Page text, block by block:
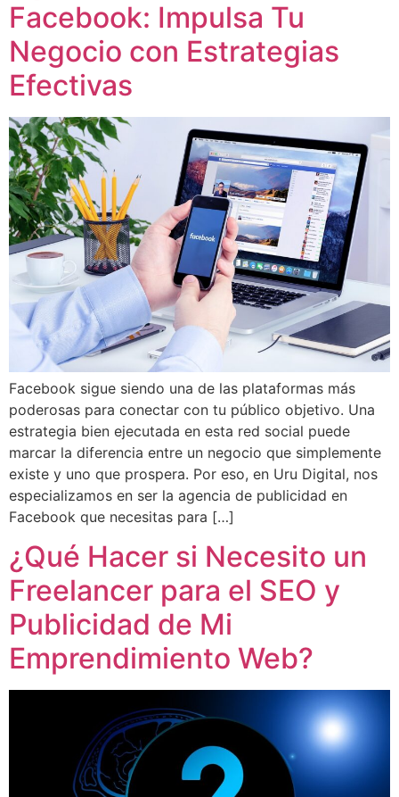
Facebook: Impulsa Tu
Negocio con Estrategias
Efectivas
Facebook sigue siendo una de las plataformas más
poderosas para conectar con tu público objetivo. Una
estrategia bien ejecutada en esta red social puede
marcar la diferencia entre un negocio que simplemente
existe y uno que prospera. Por eso, en Uru Digital, nos
especializamos en ser la agencia de publicidad en
Facebook que necesitas para […]
¿Qué Hacer si Necesito un
Freelancer para el SEO y
Publicidad de Mi
Emprendimiento Web?